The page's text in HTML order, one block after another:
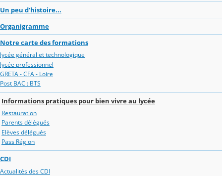
Un peu d'histoire...
Organigramme
Notre carte des formations
lycée général et technologique
lycée professionnel
GRETA - CFA - Loire
Post BAC : BTS
Informations pratiques pour bien vivre au lycée
Restauration
Parents délégués
Elèves délégués
Pass Région
CDI
Actualités des CDI